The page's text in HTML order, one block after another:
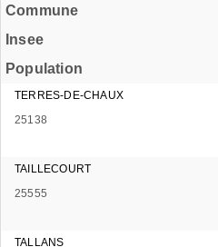
Commune
Insee
Population
TERRES-DE-CHAUX
25138
TAILLECOURT
25555
TALLANS